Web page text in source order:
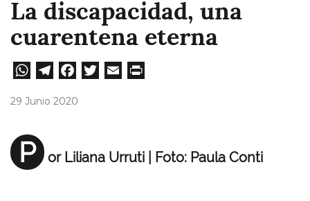
La discapacidad, una
cuarentena eterna
W
A
pp
Te
m
Fa
29 Junio 2020
P or Liliana Urruti | Foto: Paula Conti